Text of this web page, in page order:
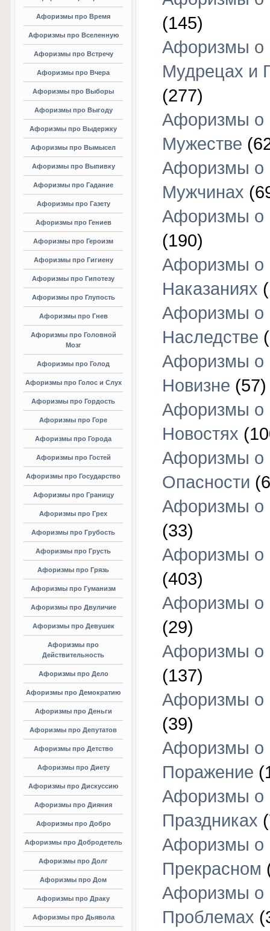
Афоризмы про Время
Афоризмы про Вселенную
Афоризмы про Встречу
Афоризмы про Вчера
Афоризмы про Выборы
Афоризмы про Выгоду
Афоризмы про Выдержку
Афоризмы про Вымысел
Афоризмы про Выпивку
Афоризмы про Гадание
Афоризмы про Газету
Афоризмы про Гениев
Афоризмы про Героизм
Афоризмы про Гигиену
Афоризмы про Гипотезу
Афоризмы про Глупость
Афоризмы про Гнев
Афоризмы про Головной
Мозг
Афоризмы про Голод
Афоризмы про Голос и Слух
Афоризмы про Гордость
Афоризмы про Горе
Афоризмы про Города
Афоризмы про Гостей
Афоризмы про Государство
Афоризмы про Границу
Афоризмы про Грех
Афоризмы про Грубость
Афоризмы про Грусть
Афоризмы про Грязь
Афоризмы про Гуманизм
Афоризмы про Двуличие
Афоризмы про Девушек
Афоризмы про
Действительность
Афоризмы про Дело
Афоризмы про Демократию
Афоризмы про Деньги
Афоризмы про Депутатов
Афоризмы про Детство
Афоризмы про Диету
Афоризмы про Дискуссию
Афоризмы про Дияния
Афоризмы про Добро
Афоризмы про Добродетель
Афоризмы про Долг
Афоризмы про Дом
Афоризмы про Драку
Афоризмы про Дьявола
(145)
Афоризмы о
Мудрецах и
(277)
Афоризмы о
Мужестве
Афоризмы о
Мужчинах
Афоризмы о
(190)
Афоризмы о
Наказаниях
Афоризмы о
Наследстве
Афоризмы о
Новизне (57)
Афоризмы о
Новостях
Афоризмы о
Опасности
Афоризмы о
(33)
Афоризмы
(403)
Афоризмы о
(29)
Афоризмы о
(137)
Афоризмы о
(39)
Афоризмы о
Поражение
Афоризмы о
Праздниках
Афоризмы о
Прекрасном
Афоризмы о
Проблемах